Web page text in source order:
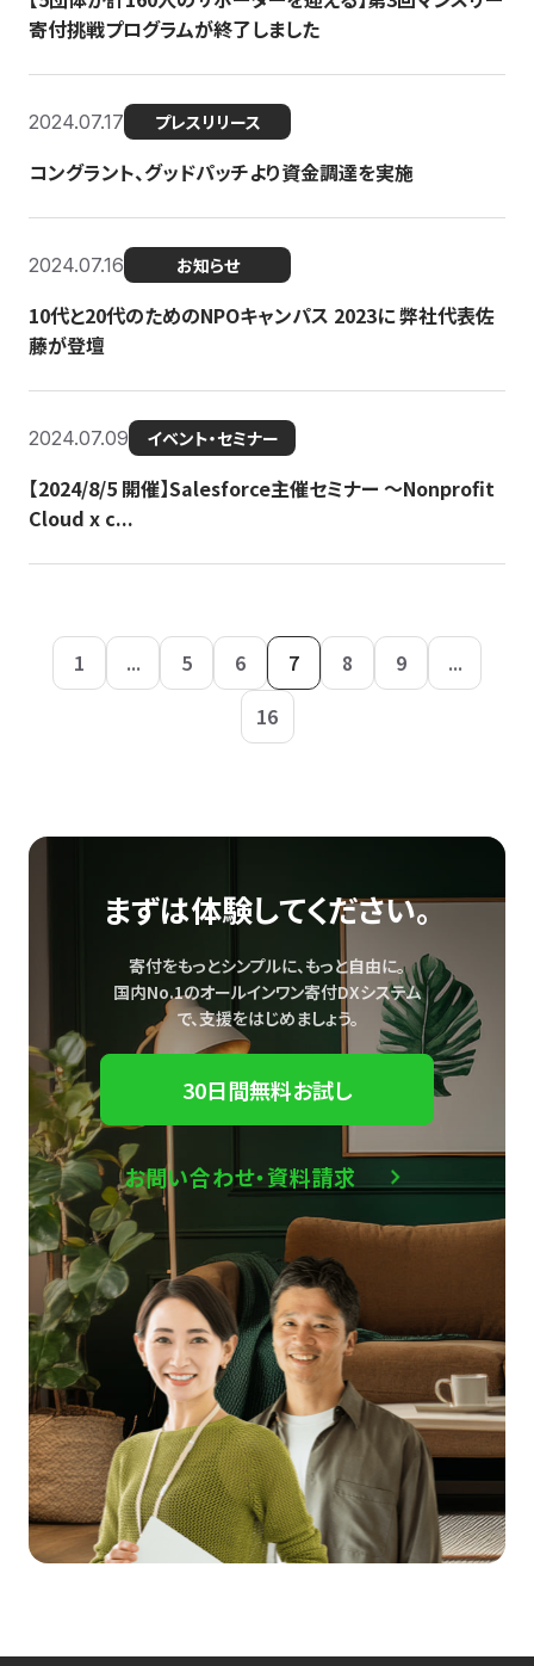
寄付挑戦プログラムが終了しました
2024.07.17 プレスリリース
コングラント、グッドパッチより資金調達を実施
2024.07.16 お知らせ
10代と20代のためのNPOキャンパス 2023に 弊社代表佐
藤が登壇
2024.07.09 イベント・セミナー
【2024/8/5 開催】Salesforce主催セミナー 〜Nonprofit
Cloud x c...
1 ... 5 6 7 8 9
...
16
まずは体験してください。
寄付をもっとシンプルに、もっと自由に。
国内No.1のオールインワン寄付DXシステム
で、支援をはじめましょう。
30日間無料お試し
お問い合わせ・資料請求